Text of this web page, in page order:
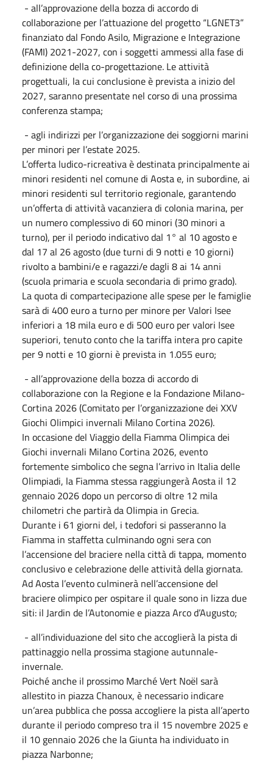
- all’approvazione della bozza di accordo di
collaborazione per l’attuazione del progetto “LGNET3”
finanziato dal Fondo Asilo, Migrazione e Integrazione
(FAMI) 2021-2027, con i soggetti ammessi alla fase di
definizione della co-progettazione. Le attività
progettuali, la cui conclusione è prevista a inizio del
2027, saranno presentate nel corso di una prossima
conferenza stampa;
- agli indirizzi per l’organizzazione dei soggiorni marini
per minori per l’estate 2025.
L’offerta ludico-ricreativa è destinata principalmente ai
minori residenti nel comune di Aosta e, in subordine, ai
minori residenti sul territorio regionale, garantendo
un’offerta di attività vacanziera di colonia marina, per
un numero complessivo di 60 minori (30 minori a
turno), per il periodo indicativo dal 1° al 10 agosto e
dal 17 al 26 agosto (due turni di 9 notti e 10 giorni)
rivolto a bambini/e e ragazzi/e dagli 8 ai 14 anni
(scuola primaria e scuola secondaria di primo grado).
La quota di compartecipazione alle spese per le famiglie
sarà di 400 euro a turno per minore per Valori Isee
inferiori a 18 mila euro e di 500 euro per valori Isee
superiori, tenuto conto che la tariffa intera pro capite
per 9 notti e 10 giorni è prevista in 1.055 euro;
- all’approvazione della bozza di accordo di
collaborazione con la Regione e la Fondazione Milano-
Cortina 2026 (Comitato per l’organizzazione dei XXV
Giochi Olimpici invernali Milano Cortina 2026).
In occasione del Viaggio della Fiamma Olimpica dei
Giochi invernali Milano Cortina 2026, evento
fortemente simbolico che segna l’arrivo in Italia delle
Olimpiadi, la Fiamma stessa raggiungerà Aosta il 12
gennaio 2026 dopo un percorso di oltre 12 mila
chilometri che partirà da Olimpia in Grecia.
Durante i 61 giorni del, i tedofori si passeranno la
Fiamma in staffetta culminando ogni sera con
l’accensione del braciere nella città di tappa, momento
conclusivo e celebrazione delle attività della giornata.
Ad Aosta l’evento culminerà nell’accensione del
braciere olimpico per ospitare il quale sono in lizza due
siti: il Jardin de l’Autonomie e piazza Arco d’Augusto;
- all’individuazione del sito che accoglierà la pista di
pattinaggio nella prossima stagione autunnale-
invernale.
Poiché anche il prossimo Marché Vert Noël sarà
allestito in piazza Chanoux, è necessario indicare
un’area pubblica che possa accogliere la pista all’aperto
durante il periodo compreso tra il 15 novembre 2025 e
il 10 gennaio 2026 che la Giunta ha individuato in
piazza Narbonne;